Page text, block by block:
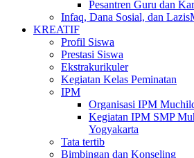
Pesantren Guru dan
Infaq, Dana Sosial, dan
KREATIF
Profil Siswa
Prestasi Siswa
Ekstrakurikuler
Kegiatan Kelas Peminatan
IPM
Organisasi IPM
Kegiatan IPM SMP
Yogyakarta
Tata tertib
Bimbingan dan Konseling